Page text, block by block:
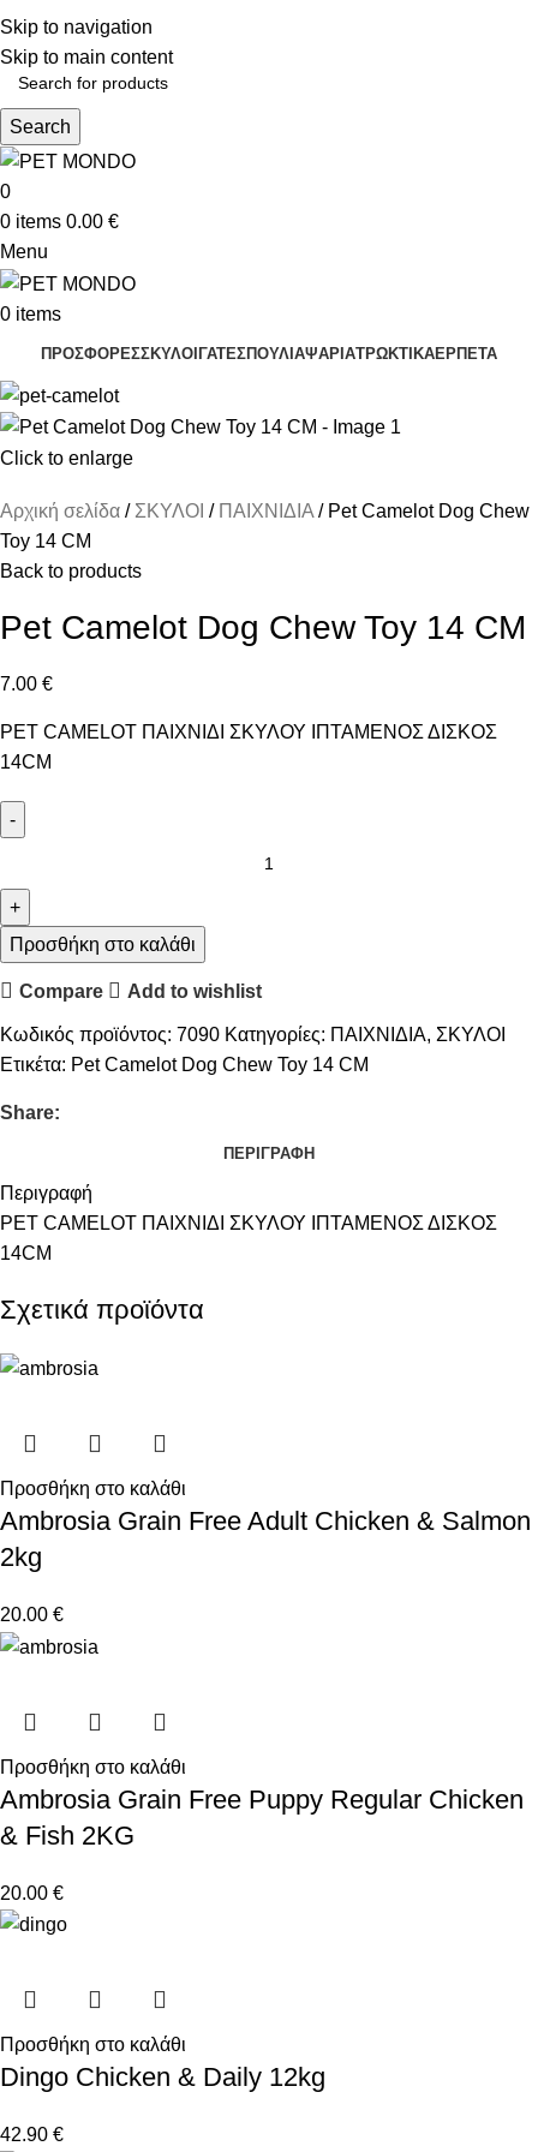
Skip to navigation
Skip to main content
ΥΠΟΛΟΙΠΗ ΕΛΛΑΔΑ ΑΝΩ ΤΩΝ 39€
ΔΩΡΕΑΝ DELIVERY ΣΤΗΝ ΠΟΛΗ ΤΗΣ ΘΕΣΣΑΛΟΝΙΚΗΣ
Search
0
0 items 0.00 €
Menu
0 items
ΠΡΟΣΦΟΡΕΣΣΚΥΛΟΙΓΑΤΕΣΠΟΥΛΙΑΨΑΡΙΑΤΡΩΚΤΙΚΑΕΡΠΕΤΑ
Click to enlarge
Αρχική σελίδα ΣΚΥΛΟΙ ΠΑΙΧΝΙΔΙΑ
Pet Camelot Dog Chew
Toy 14 CM
Back to products
Pet Camelot Dog Chew Toy 14 CM
7.00 €
PET CAMELOT ΠΑΙΧΝΙΔΙ ΣΚΥΛΟΥ ΙΠΤΑΜΕΝΟΣ ΔΙΣΚΟΣ
14CM
Προσθήκη στο καλάθι
Compare Add to wishlist
Κωδικός προϊόντος: 7090 Κατηγορίες: ΠΑΙΧΝΙΔΙΑ, ΣΚΥΛΟΙ
Ετικέτα: Pet Camelot Dog Chew Toy 14 CM
Share:
ΠΕΡΙΓΡΑΦΉ
Περιγραφή
PET CAMELOT ΠΑΙΧΝΙΔΙ ΣΚΥΛΟΥ ΙΠΤΑΜΕΝΟΣ ΔΙΣΚΟΣ
14CM
Σχετικά προϊόντα
Προσθήκη στο καλάθι
Ambrosia Grain Free Adult Chicken & Salmon
2kg
20.00 €
Προσθήκη στο καλάθι
Ambrosia Grain Free Puppy Regular Chicken
& Fish 2KG
20.00 €
Προσθήκη στο καλάθι
Dingo Chicken & Daily 12kg
42.90 €